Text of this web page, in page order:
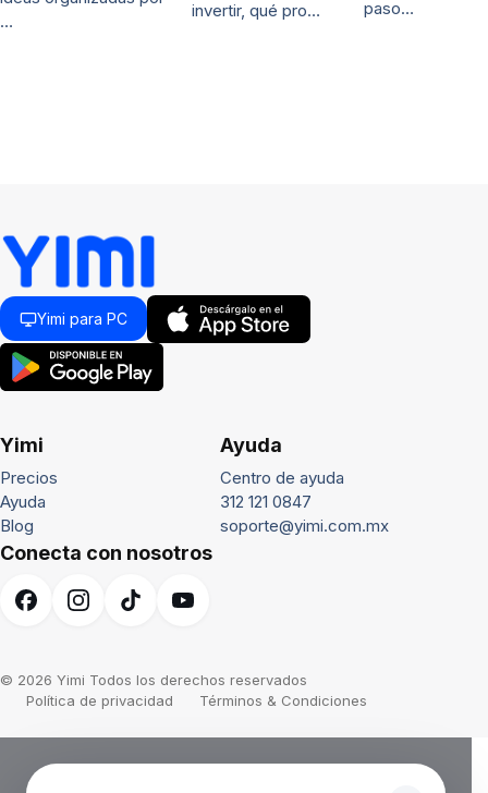
…
invertir, qué pro…
paso…
Yimi para PC
Yimi
Precios
Ayuda
Blog
Ayuda
Centro de ayuda
312 121 0847
soporte@yimi.com.mx
Conecta con nosotros
© 2026 Yimi Todos los derechos reservados
Política de privacidad
Términos & Condiciones